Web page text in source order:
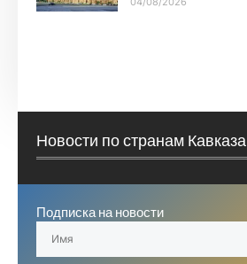
Новости по странам Кавказа
Подписка на новости